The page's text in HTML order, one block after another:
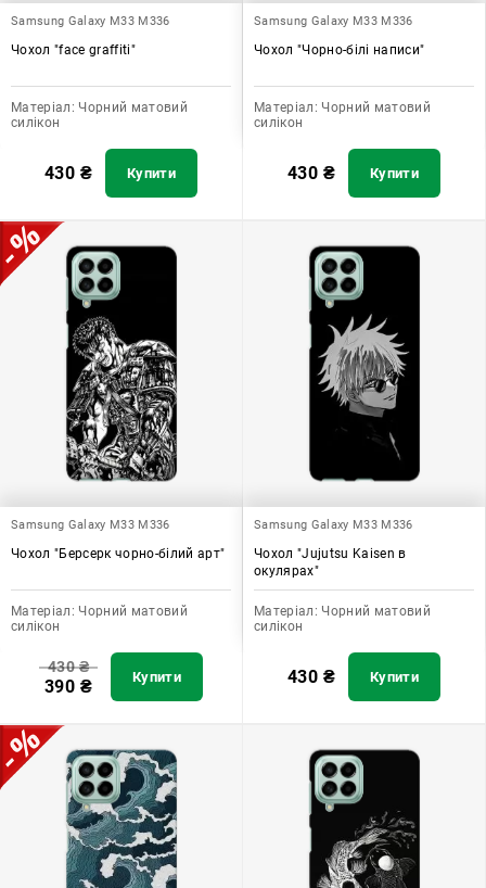
Samsung Galaxy M33 M336
Чохол "face graffiti"
Матеріал: Чорний матовий
силікон
430 ₴ Купити
Samsung Galaxy M33 M336
Чохол "Чорно-білі написи"
Матеріал: Чорний матовий
силікон
430 ₴ Купити
Samsung Galaxy M33 M336
Чохол "Берсерк чорно-білий арт"
Матеріал: Чорний матовий
силікон
430₴
390 ₴ Купити
Samsung Galaxy M33 M336
Чохол "Jujutsu Kaisen в
окулярах"
Матеріал: Чорний матовий
силікон
430 ₴ Купити